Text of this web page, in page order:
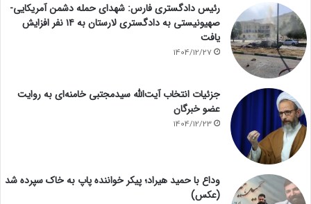
رئیس دادگستری فارس: شهدای حمله دشمن آمریکایی-
صهیونیستی به دادگستری لارستان به ۱۴ نفر افزایش
یافت
1404/12/27
جزئیات انتخاب آیت‌الله سیدمجتبی خامنه‌ای به روایت
عضو خبرگان
1404/12/23
وداع با حمید هیراد؛ پیکر خواننده پاپ به خاک سپرده شد
(عکس)